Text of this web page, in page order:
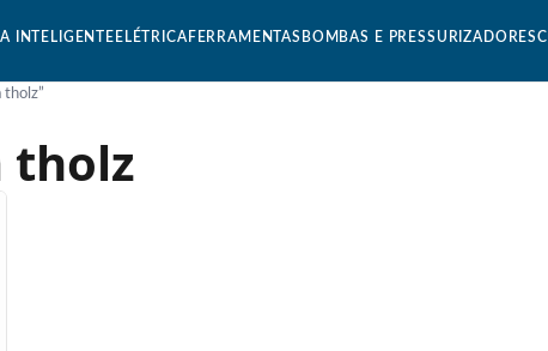
INTELIGENTE ELÉTRICA FERRAMENTAS BOMBAS E PRESSURIZADORES
tholz”
tholz